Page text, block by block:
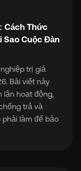
Cách Thức
Sao Cuộc Đàn
trị giá
Bài viết này
lận hoạt động,
trả và
làm để bảo